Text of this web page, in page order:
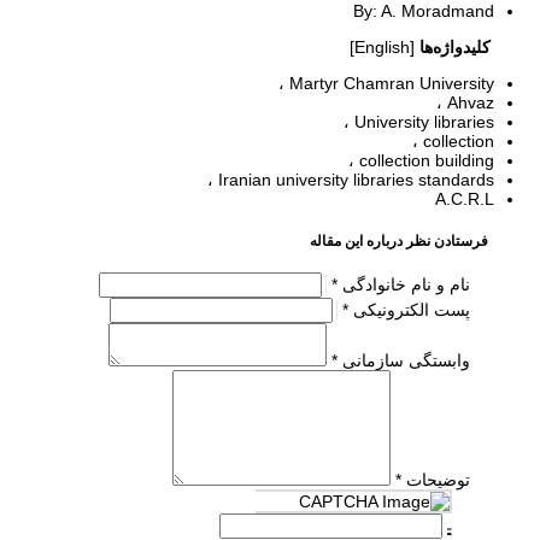
By: A. Moradmand
کلیدواژه‌ها [English]
Martyr Chamran University
Ahvaz
University libraries
collection
collection building
Iranian university libraries standards
A.C.R.L
فرستادن نظر درباره این مقاله
نام و نام خانوادگی *
پست الکترونیکی *
وابستگی سازمانی *
توضیحات *